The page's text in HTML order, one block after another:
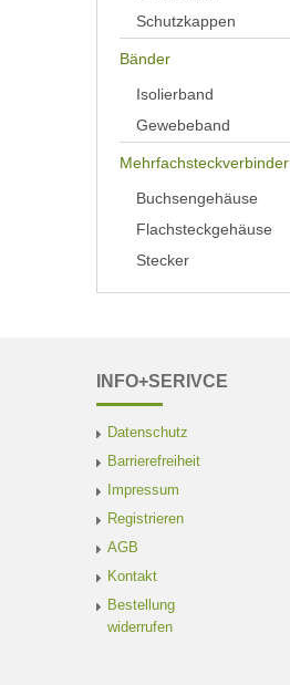
Schutzkappen
Bänder
Isolierband
Gewebeband
Mehrfachsteckverbinder
Buchsengehäuse
Flachsteckgehäuse
Stecker
INFO+SERIVCE
Datenschutz
Barrierefreiheit
Impressum
Registrieren
AGB
Kontakt
Bestellung
widerrufen